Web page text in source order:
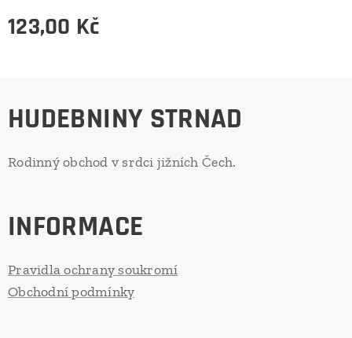
123,00 Kč
HUDEBNINY STRNAD
Rodinný obchod v srdci jižních Čech.
INFORMACE
Pravidla ochrany soukromí
Obchodní podmínky